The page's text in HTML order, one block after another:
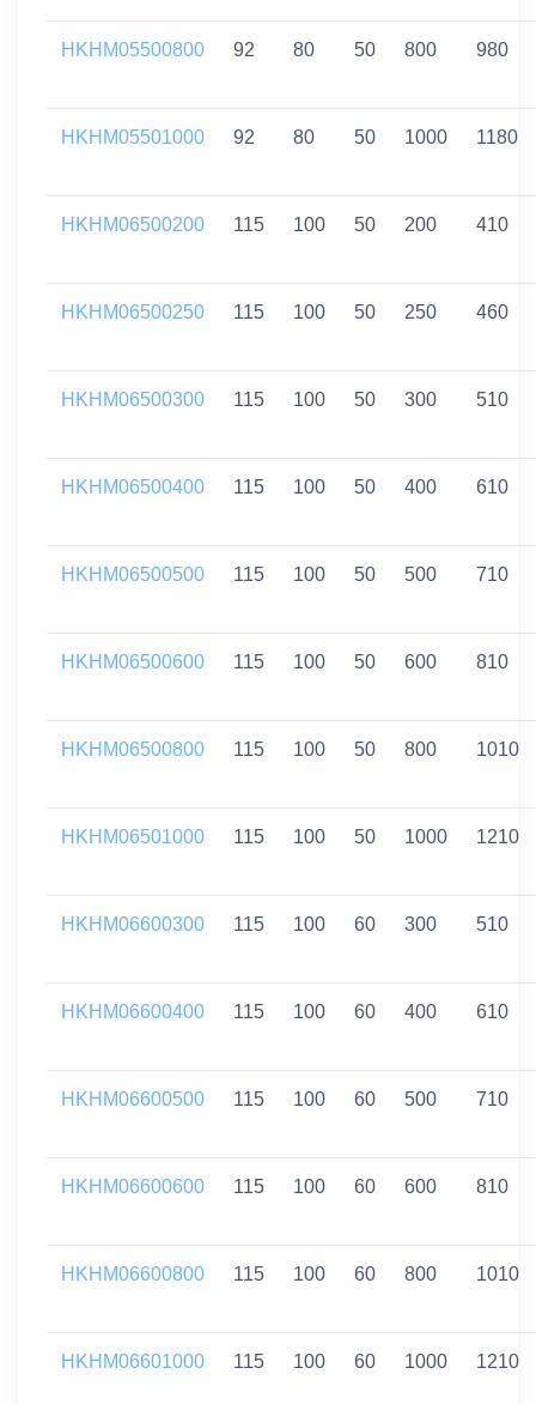
HKHM05500800 92 80 50 800 980
HKHM05501000 92 80 50 1000 1180
HKHM06500200 115 100 50 200 410
HKHM06500250 115 100 50 250 460
HKHM06500300 115 100 50 300 510
HKHM06500400 115 100 50 400 610
HKHM06500500 115 100 50 500 710
HKHM06500600 115 100 50 600 810
HKHM06500800 115 100 50 800 1010
HKHM06501000 115 100 50 1000 1210
HKHM06600300 115 100 60 300 510
HKHM06600400 115 100 60 400 610
HKHM06600500 115 100 60 500 710
HKHM06600600 115 100 60 600 810
HKHM06600800 115 100 60 800 1010
HKHM06601000 115 100 60 1000 1210